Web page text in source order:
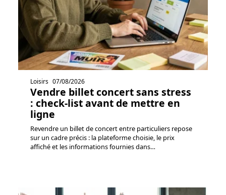
Loisirs 07/08/2026
Vendre billet concert sans stress
: check-list avant de mettre en
ligne
Revendre un billet de concert entre particuliers repose
sur un cadre précis : la plateforme choisie, le prix
affiché et les informations fournies dans…